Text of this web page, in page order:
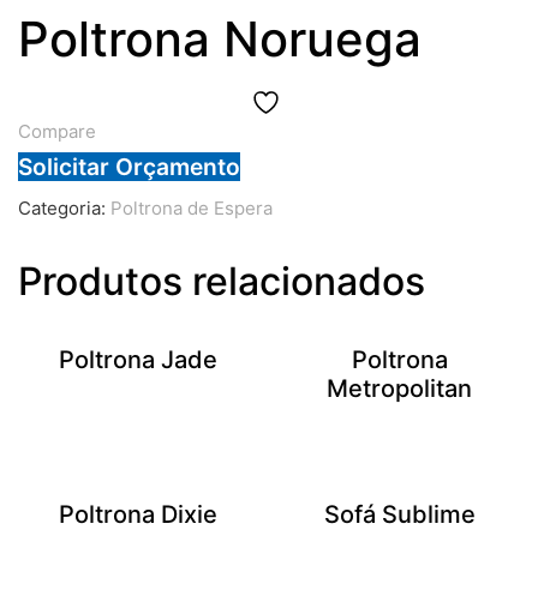
Poltrona Noruega
Compare
Solicitar Orçamento
Categoria: Poltrona de Espera
Produtos relacionados
Poltrona Jade
Poltrona
Metropolitan
Poltrona Dixie Sofá Sublime